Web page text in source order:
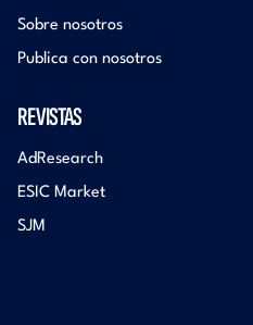
Sobre nosotros
Publica con nosotros
REVISTAS
AdResearch
ESIC Market
SJM